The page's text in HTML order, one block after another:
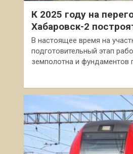
К 2025 году на
Хабаровск-2
В настоящее время на
подготовительный этап
земполотна и фундаментов